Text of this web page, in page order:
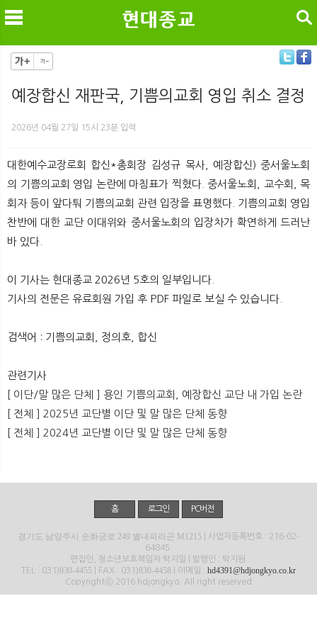
검색
예장합신 재판국, 기쁨의교회 영입 취소 결정
2026년 04월 27일 15시 23분 입력
대한예수교장로회 합신*총회장 김성규 목사, 예장합신) 중서울노회
의 기쁨의교회 영입 논란에 마침표가 찍혔다. 중서울노회, 교수회, 목
회자 등이 앞다퉈 기쁨의교회 관련 입장을 표명했다. 기쁨의교회 영입
찬반에 대한 교단 이대위와 중서울노회의 입장차가 확연하게 드러난
바 있다.
이 기사는 현대종교 2026년 5호의 일부입니다.
기사의 전문은 유료회원 가입 후 PDF 파일로 보실 수 있습니다.
검색어 : 기쁨의교회, 정의호, 합신
관련기사
[ 이단/말 많은 단체 ] 용인 기쁨의교회, 예장합신 교단 내 가입 논란
[ 전체 ] 2025년 교단별 이단 및 말 많은 단체 동향
[ 전체 ] 2024년 교단별 이단 및 말 많은 단체 동향
홈 로그인 PC버전
경기도 남양주시 순화궁로 249 별내파라곤 M1215 | 사업자등록번호 : 216-02-
64845
편집인, 청소년보호책임자:탁지일 | 발행인 : 탁지원
TEL : 031)830-4455 | FAX : 031)830-4458 | 이메일 : hd4391@hdjongkyo.co.kr
Copyrightⓒ 2016 hdjongkyo. All right reserved